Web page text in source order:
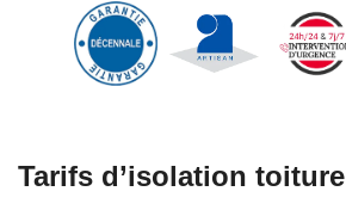
Tarifs d’isolation toiture